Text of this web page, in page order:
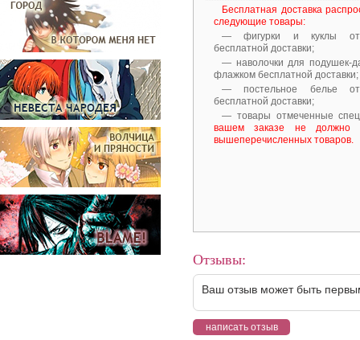
Бесплатная доставка
следующие товары:
— фигурки и куклы
бесплатной доставки;
— наволочки для подушек-
флажком бесплатной доставки;
— постельное белье
бесплатной доставки;
— товары отмеченные
вашем заказе не должно
вышеперечисленных товаров.
Отзывы:
Ваш отзыв может быть
написать отзыв